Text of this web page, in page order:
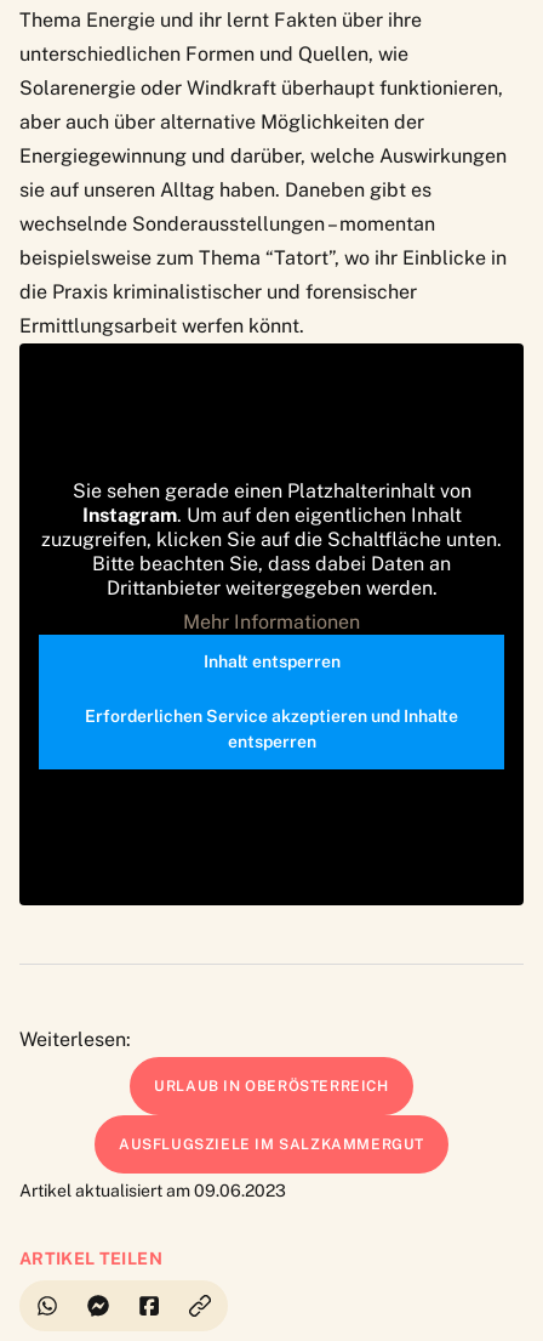
Thema Energie und ihr lernt Fakten über ihre
unterschiedlichen Formen und Quellen, wie
Solarenergie oder Windkraft überhaupt funktionieren,
aber auch über alternative Möglichkeiten der
Energiegewinnung und darüber, welche Auswirkungen
sie auf unseren Alltag haben. Daneben gibt es
wechselnde Sonderausstellungen – momentan
beispielsweise zum Thema “Tatort”, wo ihr Einblicke in
die Praxis kriminalistischer und forensischer
Ermittlungsarbeit werfen könnt.
Sie sehen gerade einen Platzhalterinhalt von
Instagram. Um auf den eigentlichen Inhalt
zuzugreifen, klicken Sie auf die Schaltfläche unten.
Bitte beachten Sie, dass dabei Daten an
Drittanbieter weitergegeben werden.
Mehr Informationen
Inhalt entsperren
Erforderlichen Service akzeptieren und Inhalte
entsperren
Weiterlesen:
URLAUB IN OBERÖSTERREICH
AUSFLUGSZIELE IM SALZKAMMERGUT
Artikel aktualisiert am 09.06.2023
ARTIKEL TEILEN